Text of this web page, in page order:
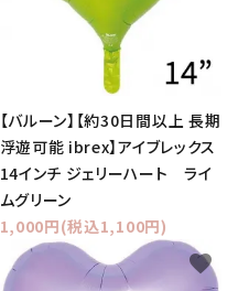
【バルーン】【約30日間以上 長期
浮遊可能 ibrex】アイブレックス
14インチ ジェリーハート ライ
ムグリーン
1,000円(税込1,100円)
favorite